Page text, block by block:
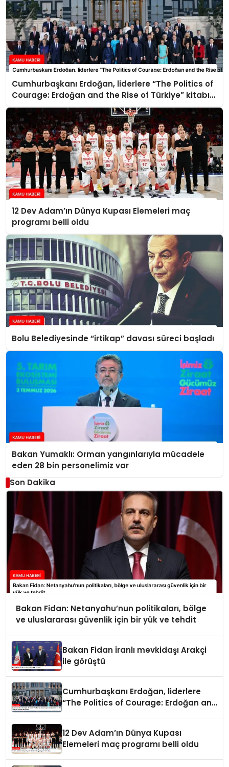
Cumhurbaşkanı Erdoğan, liderlere “The Politics of
Courage: Erdoğan and the Rise of Türkiye” kitabını
takdim etti
12 Dev Adam’ın Dünya Kupası Elemeleri maç
programı belli oldu
Bolu Belediyesinde “irtikap” davası süreci başladı
Bakan Yumaklı: Orman yangınlarıyla mücadele
eden 28 bin personelimiz var
Son Dakika
Bakan Fidan: Netanyahu’nun politikaları, bölge
ve uluslararası güvenlik için bir yük ve tehdit
Bakan Fidan İranlı mevkidaşı Arakçi
ile görüştü
Cumhurbaşkanı Erdoğan, liderlere
“The Politics of Courage: Erdoğan and
12 Dev Adam’ın Dünya Kupası
Elemeleri maç programı belli oldu